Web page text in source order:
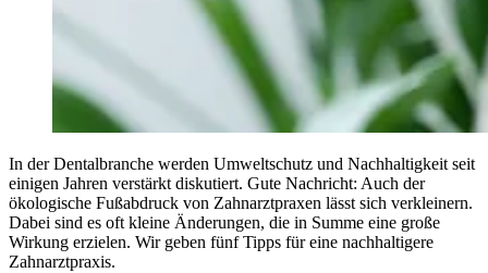
In der Dentalbranche werden Umweltschutz und Nachhaltigkeit seit
einigen Jahren verstärkt diskutiert. Gute Nachricht: Auch der
ökologische Fußabdruck von Zahnarztpraxen lässt sich verkleinern.
Dabei sind es oft kleine Änderungen, die in Summe eine große
Wirkung erzielen. Wir geben fünf Tipps für eine nachhaltigere
Zahnarztpraxis.